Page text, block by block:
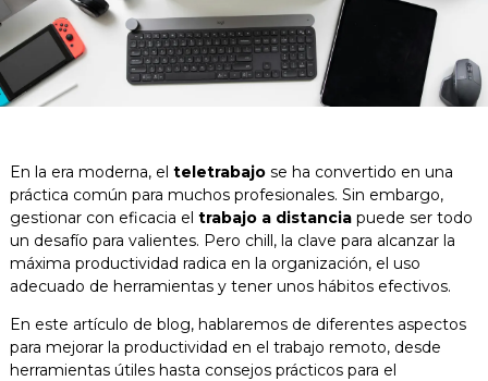
Destinos
Membership
Blog
Contacto
En la era moderna, elteletrabajo se ha convertido en una
práctica común para muchos profesionales. Sin embargo,
gestionar con eficacia eltrabajo a distancia puede ser todo
un desafío para valientes. Pero chill, la clave para alcanzar la
máxima productividad radica en la organización, el uso
adecuado de herramientas y tener unos hábitos efectivos.
En este artículo de blog, hablaremos de diferentes aspectos
para mejorar la productividad en el trabajo remoto, desde
herramientas útiles hasta consejos prácticos para el